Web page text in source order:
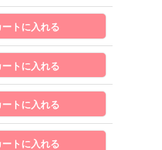
ートに入れる
ートに入れる
ートに入れる
ートに入れる